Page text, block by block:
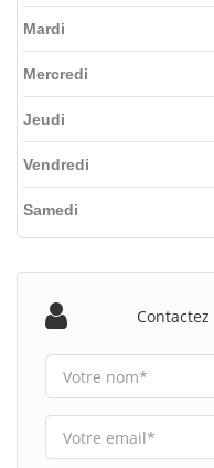
Mardi
Mercredi
Jeudi
Vendredi
Samedi
Contactez